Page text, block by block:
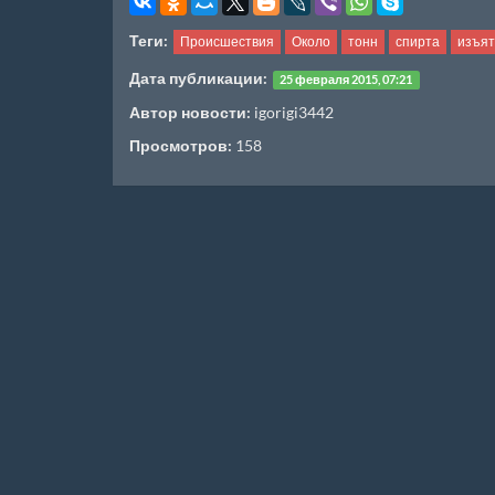
Теги: Происшествия Около тонн спирта
Дата публикации: 25 февраля 2015, 07:21
Автор новости: igorigi3442
Просмотров: 158